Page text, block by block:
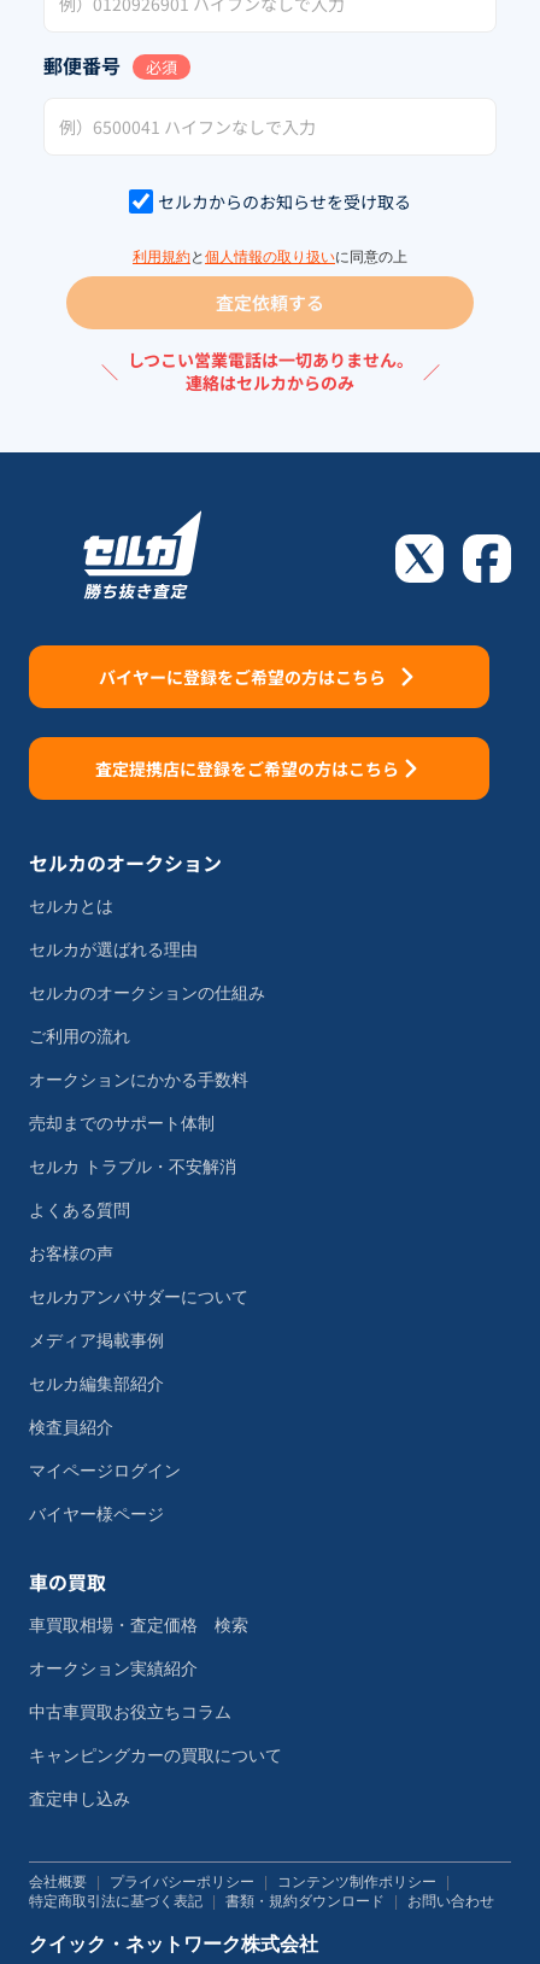
郵便番号 必須
セルカからのお知らせを受け取る
利用規約と 個人情報の取り扱いに同意の上
査定依頼する
＼ しつこい営業電話は一切ありません。
連絡はセルカからのみ
／
バイヤーに登録をご希望の方はこちら
査定提携店に登録をご希望の方はこちら
セルカのオークション
セルカとは
セルカが選ばれる理由
セルカのオークションの仕組み
ご利用の流れ
オークションにかかる手数料
売却までのサポート体制
セルカ トラブル・不安解消
よくある質問
お客様の声
セルカアンバサダーについて
メディア掲載事例
セルカ編集部紹介
検査員紹介
マイページログイン
バイヤー様ページ
車の買取
車買取相場・査定価格 検索
オークション実績紹介
中古車買取お役立ちコラム
キャンピングカーの買取について
査定申し込み
会社概要 プライバシーポリシー コンテンツ制作ポリシー
特定商取引法に基づく表記
書類・規約ダウンロード お問い合わせ
クイック・ネットワーク株式会社